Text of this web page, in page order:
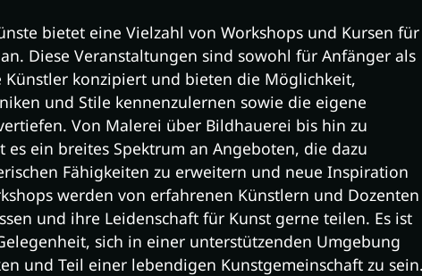
bietet eine Vielzahl von Workshops und Kursen für
Diese Veranstaltungen sind sowohl für Anfänger als
konzipiert und bieten die Möglichkeit,
und Stile kennenzulernen sowie die eigene
Von Malerei über Bildhauerei bis hin zu
ein breites Spektrum an Angeboten, die dazu
Fähigkeiten zu erweitern und neue Inspiration
werden von erfahrenen Künstlern und Dozenten
und ihre Leidenschaft für Kunst gerne teilen. Es ist
sich in einer unterstützenden Umgebung
und Teil einer lebendigen Kunstgemeinschaft zu sein.